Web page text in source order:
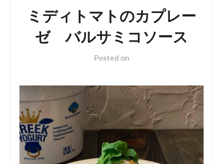
ミディトマトのカプレー
ゼ バルサミコソース
Posted on